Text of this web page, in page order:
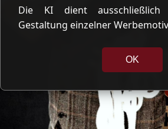
Die KI dient ausschließlich
Gestaltung einzelner
OK